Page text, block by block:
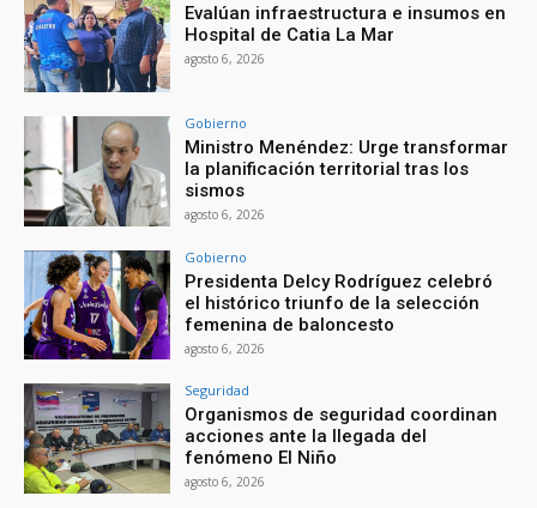
Evalúan infraestructura e insumos en
Hospital de Catia La Mar
agosto 6, 2026
Gobierno
Ministro Menéndez: Urge transformar
la planificación territorial tras los
sismos
agosto 6, 2026
Gobierno
Presidenta Delcy Rodríguez celebró
el histórico triunfo de la selección
femenina de baloncesto
agosto 6, 2026
Seguridad
Organismos de seguridad coordinan
acciones ante la llegada del
fenómeno El Niño
agosto 6, 2026